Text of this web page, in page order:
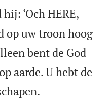
‘Och HERE,
op uw troon hoog
bent de God
aarde. U hebt de